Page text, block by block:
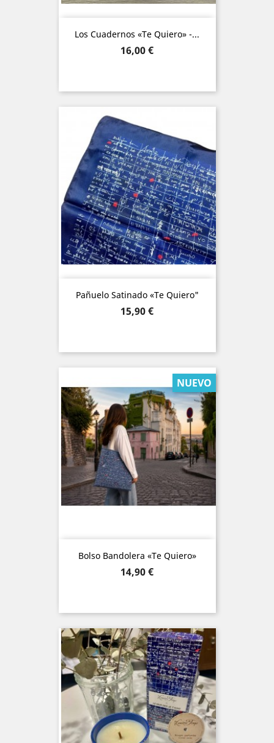
Los Cuadernos «Te Quiero» -...
Precio
16,00 €
Pañuelo Satinado «Te Quiero"
Precio
15,90 €
Bolso Bandolera «Te Quiero»
Precio
14,90 €
NUEVO